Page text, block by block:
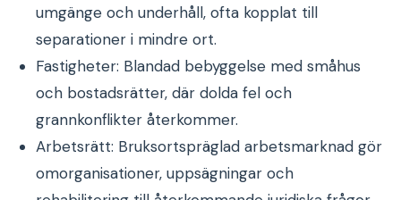
umgänge och underhåll, ofta kopplat till
separationer i mindre ort.
Fastigheter: Blandad bebyggelse med småhus
och bostadsrätter, där dolda fel och
grannkonflikter återkommer.
Arbetsrätt: Bruksortspräglad arbetsmarknad gör
omorganisationer, uppsägningar och